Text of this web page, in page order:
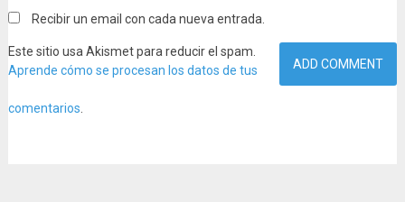
Recibir un email con cada nueva entrada.
Este sitio usa Akismet para reducir el spam.
Aprende cómo se procesan los datos de tus
comentarios